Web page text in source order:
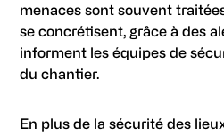
menaces sont souvent
se concrétisent, grâce à des
informent les équipes de
du chantier.
En plus de la sécurité des